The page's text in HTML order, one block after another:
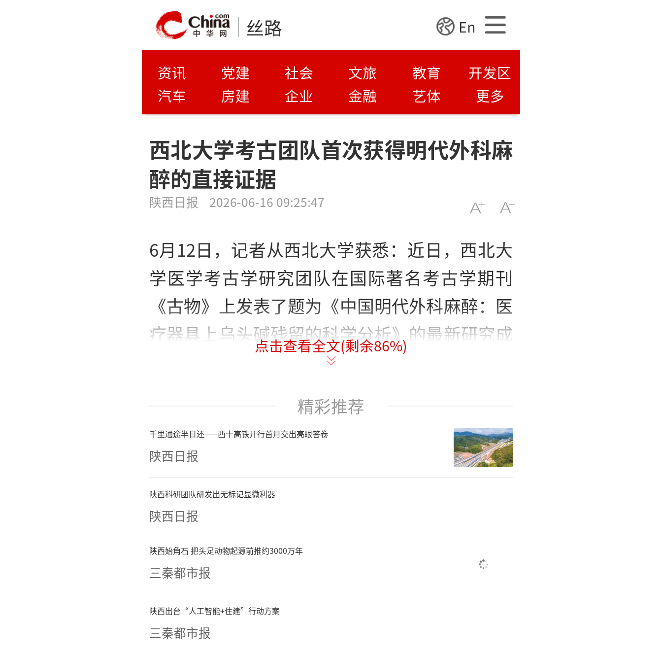
丝路 En
资讯 党建 社会 文旅 教育
开发区
汽车
房建 企业 金融 艺体 更多
西北大学考古团队首次获得明代外科麻
醉的直接证据
陕西日报 2026-06-16 09:25:47
6月12日，记者从西北大学获悉：近日，西北大
学医学考古学研究团队在国际著名考古学期刊
《古物》上发表了题为《中国明代外科麻醉：医
疗器具上乌头碱残留的科学分析》的最新研究成
果，首次获得明代外科麻醉的直接证据，填补了
团队采用受激拉曼散射（SRS）显微镜技术，在
江阴明代夏颧墓出土的外科金属器械表面残留物
中，检测到与乌头属植物高度匹配的化学特征
峰，证实了明代医者将含乌头碱的植物用作手术
麻醉剂。该结论与《证治准绳·疡医》等古籍中
的记载完全吻合。
该成果是西北大学承担的科技部重点研发计划项
目“道地药材源流的本草考古研究”子课题“全
点击查看全文(剩余86%)
精彩推荐
千里通途半日还——西十高铁开行首月交出亮眼答卷
陕西日报
陕西科研团队研发出无标记显微利器
陕西日报
陕西始角石 把头足动物起源前推约3000万年
三秦都市报
陕西出台“人工智能+住建”行动方案
三秦都市报